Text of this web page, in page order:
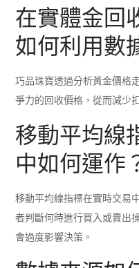
在實體金回
如何利用數
巧品珠寶透過分析黃金價格
爭力的回收價格，從而減少
移動平均線
中如何運作
移動平均線指標在實時交易
者判斷何時進行買入或賣出
會過度影響決策。